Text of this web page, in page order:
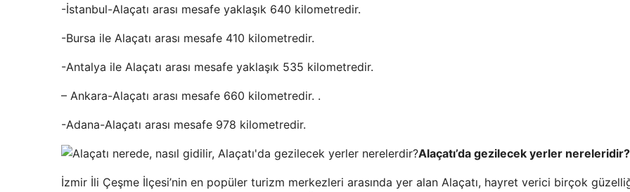
-İstanbul-Alaçatı arası mesafe yaklaşık 640 kilometredir.
-Bursa ile Alaçatı arası mesafe 410 kilometredir.
-Antalya ile Alaçatı arası mesafe yaklaşık 535 kilometredir.
– Ankara-Alaçatı arası mesafe 660 kilometredir. .
-Adana-Alaçatı arası mesafe 978 kilometredir.
Alaçatı’da gezilecek yerler nereleridir?
İzmir İli Çeşme İlçesi’nin en popüler turizm merkezleri arasında yer alan Alaçatı, hayret verici birçok